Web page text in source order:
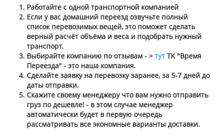
Работайте с одной транспортной компанией
Если у вас домашний переезд озвучьте полный
список перевозимых вещей, это поможет сделать
верный расчёт объёма и веса и подобрать нужный
транспорт.
Выбирайте компанию по отзывам - > тут ТК "Время
Переезда" - это наша компания.
Сделайте заявку на перевозку заранее, за 5-7 дней до
даты отправки.
Скажите своему менеджеру что вам нужно отправить
груз по дешевле! - в этом случае менеджер
автоматически будет в первую очередь
рассматривать все экономные варианты доставки.